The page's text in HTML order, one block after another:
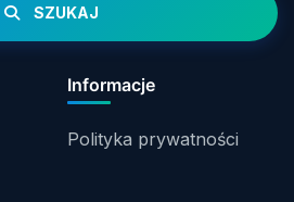
SZUKAJ
Informacje
Polityka prywatności